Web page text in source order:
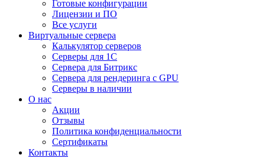
Готовые конфигурации
Лицензии и ПО
Все услуги
Виртуальные сервера
Калькулятор серверов
Серверы для 1С
Сервера для Битрикс
Сервера для рендеринга с GPU
Серверы в наличии
О нас
Акции
Отзывы
Политика конфиденциальности
Сертификаты
Контакты